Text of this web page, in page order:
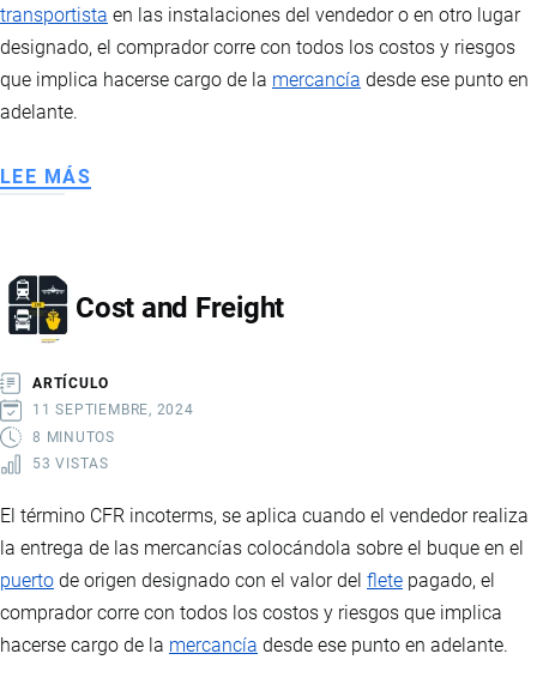
transportista en las instalaciones del vendedor o en otro lugar
designado, el comprador corre con todos los costos y riesgos
que implica hacerse cargo de la mercancía desde ese punto en
adelante.
LEE MÁS
Cost and Freight
ARTÍCULO
11 SEPTIEMBRE, 2024
8 MINUTOS
53 VISTAS
El término CFR incoterms, se aplica cuando el vendedor realiza
la entrega de las mercancías colocándola sobre el buque en el
puerto de origen designado con el valor del flete pagado, el
comprador corre con todos los costos y riesgos que implica
hacerse cargo de la mercancía desde ese punto en adelante.